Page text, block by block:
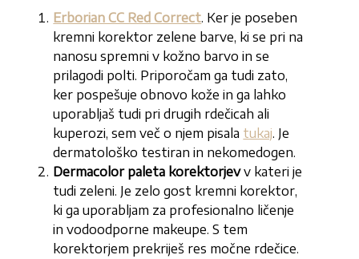
Erborian CC Red Correct. Ker je poseben
kremni korektor zelene barve, ki se pri na
nanosu spremni v kožno barvo in se
prilagodi polti. Priporočam ga tudi zato,
ker pospešuje obnovo kože in ga lahko
uporabljaš tudi pri drugih rdečicah ali
kuperozi, sem več o njem pisala tukaj. Je
dermatološko testiran in nekomedogen.
Dermacolor paleta korektorjevv kateri je
tudi zeleni. Je zelo gost kremni korektor,
ki ga uporabljam za profesionalno ličenje
in vodoodporne makeupe. S tem
korektorjem prekriješ res močne rdečice.